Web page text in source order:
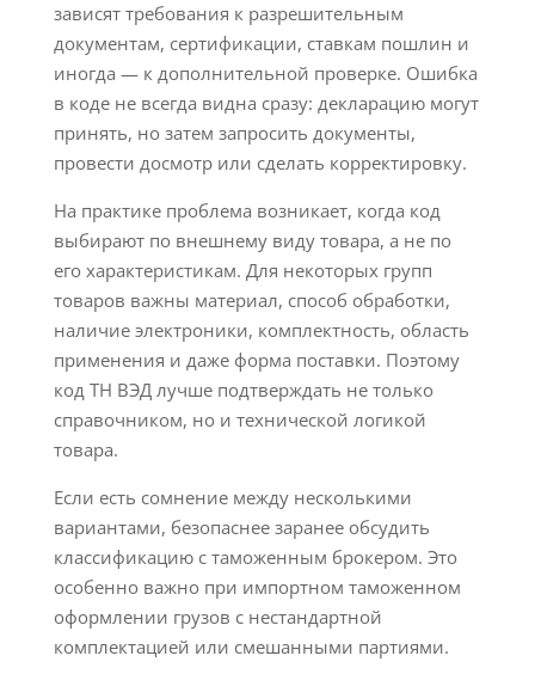
зависят требования к разрешительным
документам, сертификации, ставкам пошлин и
иногда — к дополнительной проверке. Ошибка
в коде не всегда видна сразу: декларацию могут
принять, но затем запросить документы,
провести досмотр или сделать корректировку.
На практике проблема возникает, когда код
выбирают по внешнему виду товара, а не по
его характеристикам. Для некоторых групп
товаров важны материал, способ обработки,
наличие электроники, комплектность, область
применения и даже форма поставки. Поэтому
код ТН ВЭД лучше подтверждать не только
справочником, но и технической логикой
товара.
Если есть сомнение между несколькими
вариантами, безопаснее заранее обсудить
классификацию с таможенным брокером. Это
особенно важно при импортном таможенном
оформлении грузов с нестандартной
комплектацией или смешанными партиями.